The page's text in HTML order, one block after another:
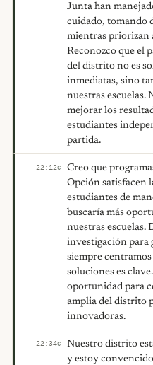
Junta han
cuidado, tomando
mientras priorizan
Reconozco que el
del distrito no es
inmediatas, sino
nuestras escuelas.
mejorar los
estudiantes
partida.
22:12C
Creo que
Opción satisfacen
estudiantes de
buscaría más
nuestras escuelas.
investigación para
siempre centramos
soluciones es
oportunidad para
amplia del distrito
innovadoras.
22:34C
Nuestro distrito
y estoy